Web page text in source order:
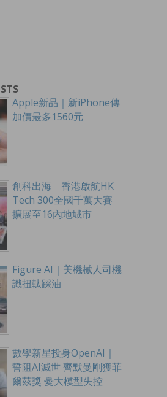
Apple新品｜新iPhone傳
加價最多1560元
創科出海 香港啟航HK
Tech 300全國千萬大賽
擴展至16內地城市
Figure AI｜美機械人司機
識扭軚踩油
數學新星投身OpenAI｜
誓阻AI滅世 齊默曼剛獲菲
爾茲獎 憂大模型失控